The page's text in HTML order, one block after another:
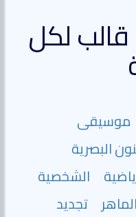
قالب لكل
موسيقى
البصرية
الشخصية
تجديد